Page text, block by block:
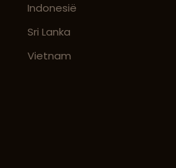
Indonesië
Sri Lanka
Vietnam